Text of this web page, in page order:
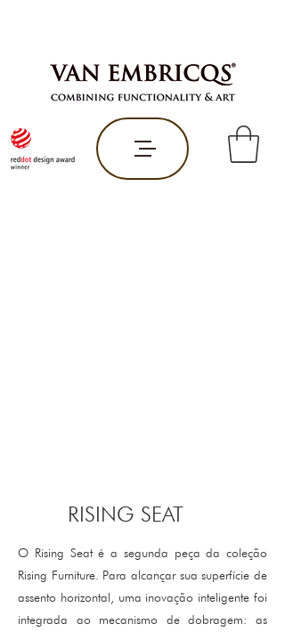
RISING SEAT
O Rising Seat é a segunda peça da coleção
Rising Furniture. Para alcançar sua superfície de
assento horizontal, uma inovação inteligente foi
integrada ao mecanismo de dobragem: as